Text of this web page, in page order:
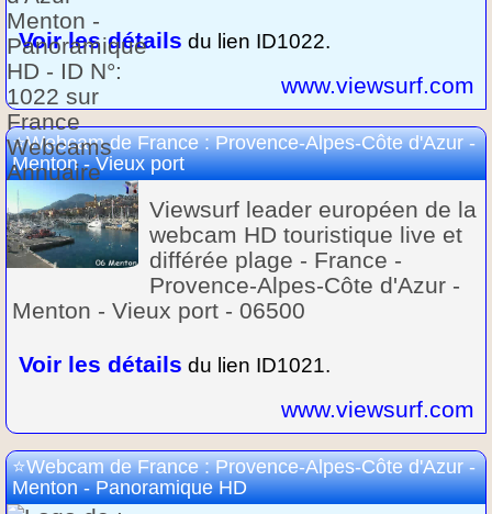
Voir les détails du lien ID1022.
www.viewsurf.com
Webcam de France : Provence-Alpes-Côte d'Azur -
Menton - Vieux port
Viewsurf leader européen de la
webcam HD touristique live et
différée plage - France -
Provence-Alpes-Côte d'Azur -
Menton - Vieux port - 06500
Voir les détails du lien ID1021.
www.viewsurf.com
Webcam de France : Provence-Alpes-Côte d'Azur -
Menton - Panoramique HD